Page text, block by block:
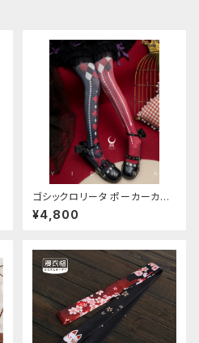
ゴシックロリータ ポーカーカー
ド柄 プリントタイツ
¥4,800